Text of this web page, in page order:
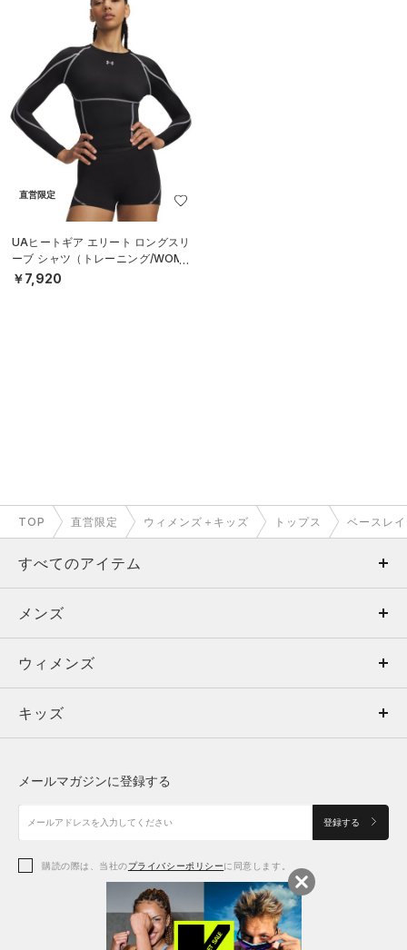
直営限定
UAヒートギア エリート ロングスリ
ーブ シャツ（トレーニング/WOME
N）
￥7,920
TOP 直営限定 ウィメンズ＋キッズ トップス ベースレ
すべてのアイテム
メンズ
ウィメンズ
キッズ
アクセサリー
メンズ
トップス
ボトムス
アクセサリー
ウィメンズ
トップス
シューズ
アクセサリー
キッズ
シューズ
メールマガジンに登録する
登録する
購読の際は、当社のプライバシーポリシーに同意します。